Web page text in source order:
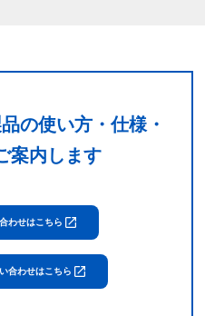
の使い方・仕様・
案内します
わせはこちら
合わせはこちら